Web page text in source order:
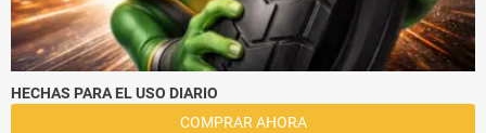
HECHAS PARA EL USO DIARIO
COMPRAR AHORA